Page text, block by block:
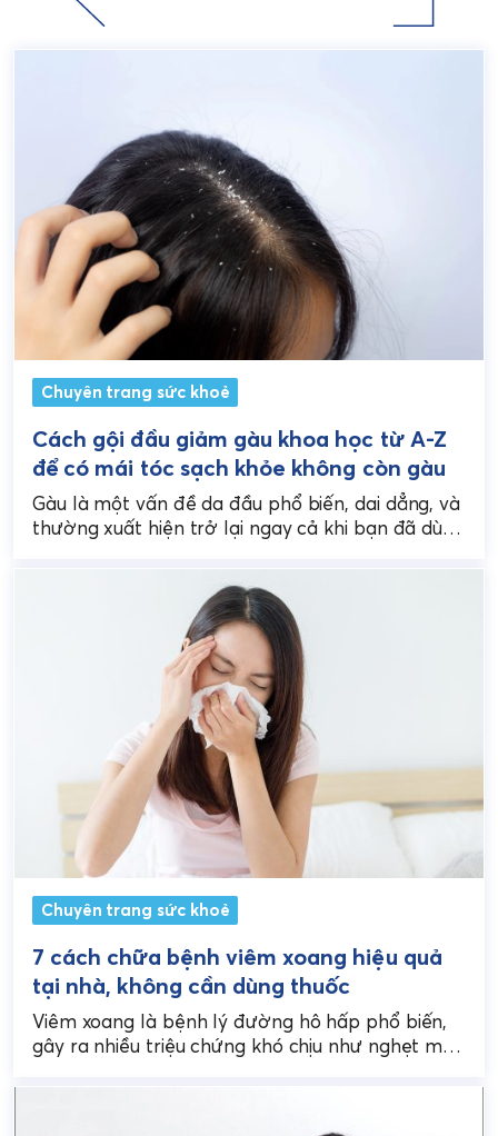
Chuyên trang sức khoẻ
Cách gội đầu giảm gàu khoa học từ A-Z
để có mái tóc sạch khỏe không còn gàu
Gàu là một vấn đề da đầu phổ biến, dai dẳng, và
thường xuất hiện trở lại ngay cả khi bạn đã dùng
Chuyên trang sức khoẻ
7 cách chữa bệnh viêm xoang hiệu quả
tại nhà, không cần dùng thuốc
Viêm xoang là bệnh lý đường hô hấp phổ biến,
gây ra nhiều triệu chứng khó chịu như nghẹt mũi,